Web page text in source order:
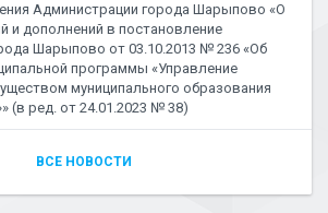
Администрации города Шарыпово «О
и дополнений в постановление
Шарыпово от 03.10.2013 № 236 «Об
программы «Управление
муниципального образования
(в ред. от 24.01.2023 № 38)
ВСЕ НОВОСТИ